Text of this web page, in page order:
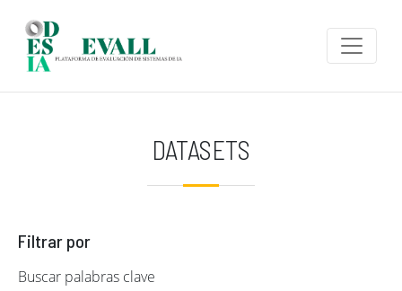
DATASETS
Filtrar por
Buscar palabras clave